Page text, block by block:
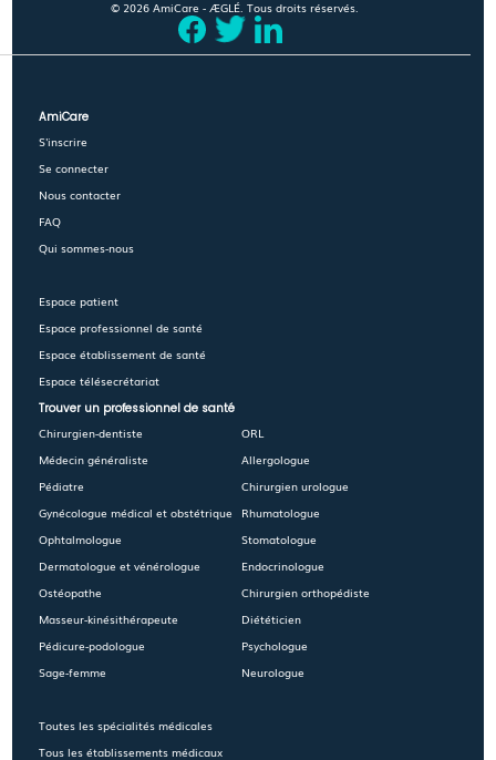
© 2026 AmiCare - ÆGLÉ. Tous droits réservés.
AmiCare
S'inscrire
Se connecter
Nous contacter
FAQ
Qui sommes-nous
Espace patient
Espace professionnel de santé
Espace établissement de santé
Espace télésecrétariat
Trouver un professionnel de santé
Chirurgien-dentiste
Médecin généraliste
Pédiatre
Gynécologue médical et obstétrique
Ophtalmologue
Dermatologue et vénérologue
Ostéopathe
Masseur-kinésithérapeute
Pédicure-podologue
Sage-femme
Toutes les spécialités médicales
Tous les établissements médicaux
ORL
Allergologue
Chirurgien urologue
Rhumatologue
Stomatologue
Endocrinologue
Chirurgien orthopédiste
Diététicien
Psychologue
Neurologue